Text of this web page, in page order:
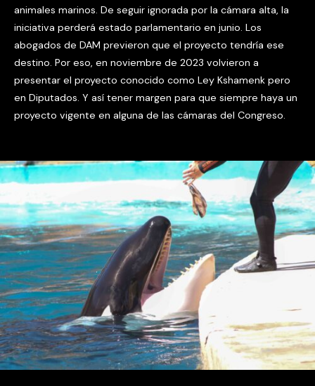
animales marinos. De seguir ignorada por la cámara alta, la
iniciativa perderá estado parlamentario en junio. Los
abogados de DAM previeron que el proyecto tendría ese
destino. Por eso, en noviembre de 2023 volvieron a
presentar el proyecto conocido como Ley Kshamenk pero
en Diputados. Y así tener margen para que siempre haya un
proyecto vigente en alguna de las cámaras del Congreso.